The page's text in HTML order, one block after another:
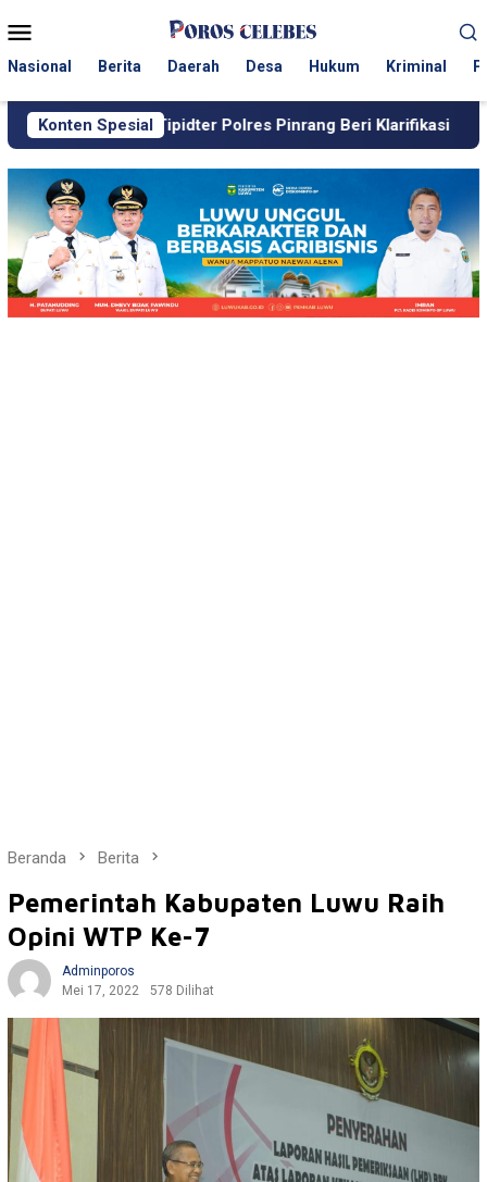
ke
Mobile
Nasional Berita Daerah Desa Hukum Kriminal
Konten Spesial
Tipidter Polres Pinrang Beri Klarifikasi Kasus
Beranda Berita
Pemerintah Kabupaten Luwu Raih
Opini WTP Ke-7
Adminporos
Mei 17, 2022
578 Dilihat